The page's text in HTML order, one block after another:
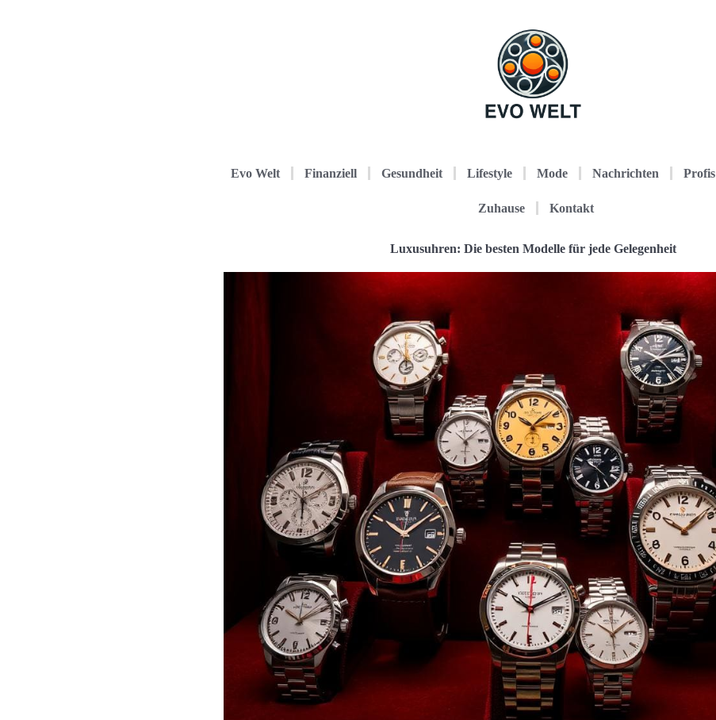
Evo Welt Finanziell Gesundheit Lifestyle Mode Nachrichten Profis
Zuhause Kontakt
Luxusuhren: Die besten Modelle für jede Gelegenheit